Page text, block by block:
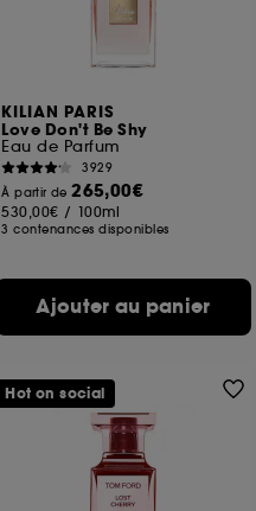
KILIAN PARIS
Love Don't Be Shy
Eau de Parfum
3929
À partir de265,00€
530,00€ / 100ml
3 contenances disponibles
Ajouter au panier
Hot on social